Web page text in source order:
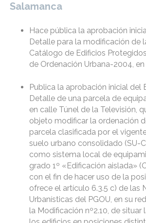
Salamanca
Hace pública la aprobación
Detalle para la modificación de
Catálogo de Edificios
de Ordenación Urbana-2004, en
Publica la aprobación inicial del
Detalle de una parcela de
en calle Túnel de la Televisión,
objeto modificar la ordenación
parcela clasificada por el
suelo urbano consolidado (SU-
como sistema local de
grado 1º «Edificación aislada»
con el fin de hacer uso de la
ofrece el artículo 6.3.5 c) de las
Urbanísticas del PGOU, en su
la Modificación nº2.10, de situar